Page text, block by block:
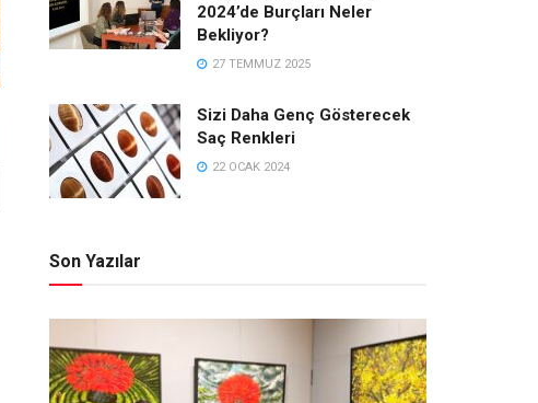
2024’de Burçları Neler
Bekliyor?
27 TEMMUZ 2025
Sizi Daha Genç Gösterecek
Saç Renkleri
22 OCAK 2024
Son Yazılar